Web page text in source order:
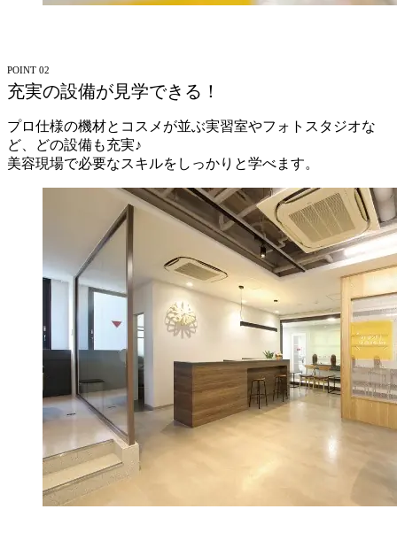
POINT 02
充実の設備が見学できる！
プロ仕様の機材とコスメが並ぶ実習室やフォトスタジオな
ど、どの設備も充実♪
美容現場で必要なスキルをしっかりと学べます。